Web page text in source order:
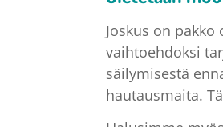
Joskus on
vaihtoehdoksi
säilymisestä
hautausmaita.